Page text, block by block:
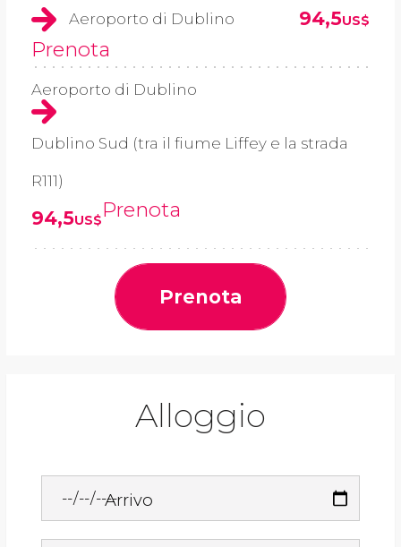
Aeroporto di Dublino
94,5US$
Prenota
Aeroporto di Dublino
Dublino Sud (tra il fiume Liffey e la strada
R111)
94,5US$Prenota
Prenota
Alloggio
Arrivo